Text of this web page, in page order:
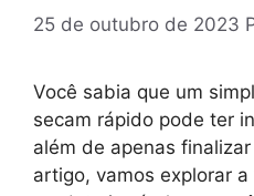
25 de outubro de 2023
Você sabia que um
secam rápido pode ter
além de apenas
artigo, vamos explorar